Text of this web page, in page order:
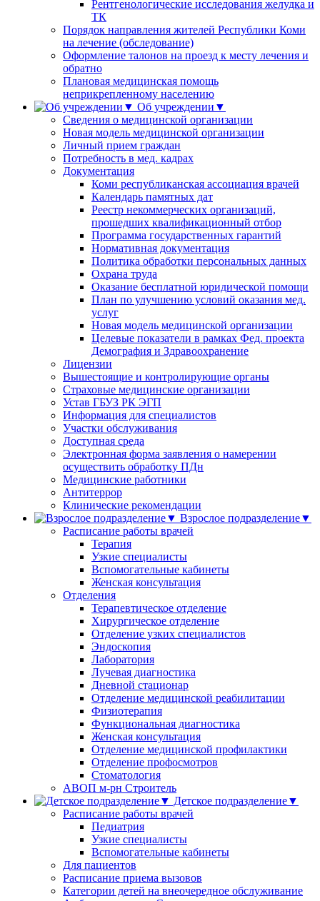
Рентгенологические исследования желудка и
ТК
Порядок направления жителей Республики Коми
на лечение (обследование)
Оформление талонов на проезд к месту лечения и
обратно
Плановая медицинская помощь
неприкрепленному населению
Об учреждении▼
Сведения о медицинской организации
Новая модель медицинской организации
Личный прием граждан
Потребность в мед. кадрах
Документация
Коми республиканская ассоциация врачей
Календарь памятных дат
Реестр некоммерческих организаций,
прошедших квалификационный отбор
Программа государственных гарантий
Нормативная документация
Политика обработки персональных данных
Охрана труда
Оказание бесплатной юридической помощи
План по улучшению условий оказания мед.
услуг
Новая модель медицинской организации
Целевые показатели в рамках Фед. проекта
Демография и Здравоохранение
Лицензии
Вышестоящие и контролирующие органы
Страховые медицинские организации
Устав ГБУЗ РК ЭГП
Информация для специалистов
Участки обслуживания
Доступная среда
Электронная форма заявления о намерении
осуществить обработку ПДн
Медицинские работники
Антитеррор
Клинические рекомендации
Взрослое подразделение▼
Расписание работы врачей
Терапия
Узкие специалисты
Вспомогательные кабинеты
Женская консультация
Отделения
Терапевтическое отделение
Хирургическое отделение
Отделение узких специалистов
Эндоскопия
Лаборатория
Лучевая диагностика
Дневной стационар
Отделение медицинской реабилитации
Физиотерапия
Функциональная диагностика
Женская консультация
Отделение медицинской профилактики
Отделение профосмотров
Стоматология
АВОП м-рн Строитель
Детское подразделение▼
Расписание работы врачей
Педиатрия
Узкие специалисты
Вспомогательные кабинеты
Для пациентов
Расписание приема вызовов
Категории детей на внеочередное обслуживание